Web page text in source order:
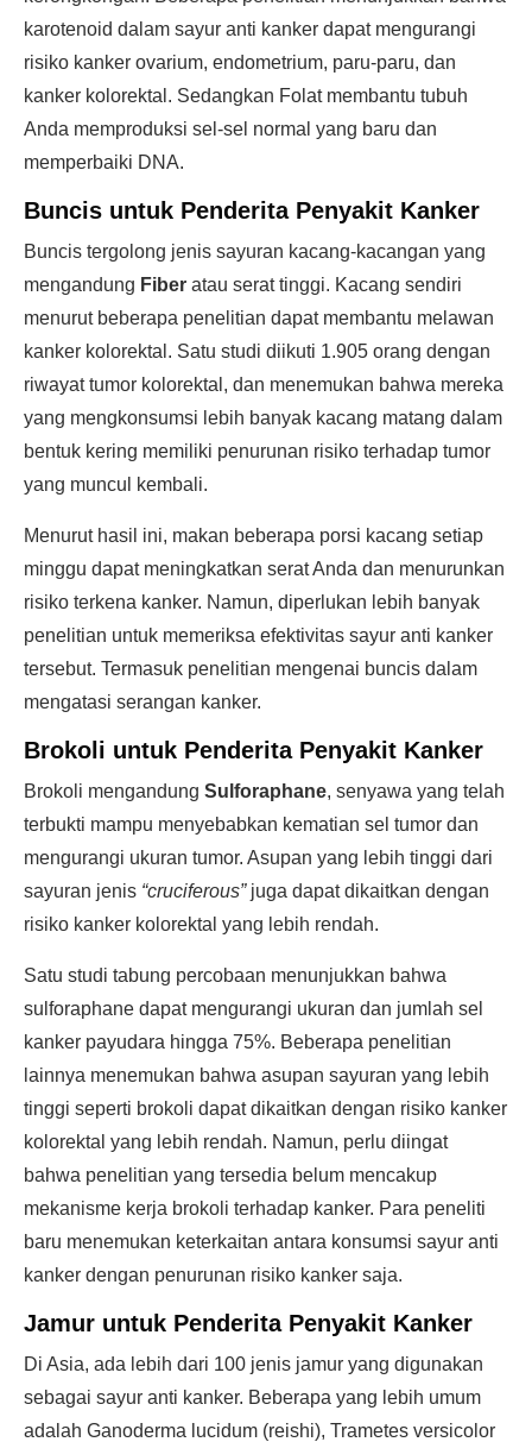
karotenoid dalam sayur anti kanker dapat mengurangi
risiko kanker ovarium, endometrium, paru-paru, dan
kanker kolorektal. Sedangkan Folat membantu tubuh
Anda memproduksi sel-sel normal yang baru dan
memperbaiki DNA.
Buncis untuk Penderita Penyakit Kanker
Buncis tergolong jenis sayuran kacang-kacangan yang
mengandung Fiber atau serat tinggi. Kacang sendiri
menurut beberapa penelitian dapat membantu melawan
kanker kolorektal. Satu studi diikuti 1.905 orang dengan
riwayat tumor kolorektal, dan menemukan bahwa mereka
yang mengkonsumsi lebih banyak kacang matang dalam
bentuk kering memiliki penurunan risiko terhadap tumor
yang muncul kembali.
Menurut hasil ini, makan beberapa porsi kacang setiap
minggu dapat meningkatkan serat Anda dan menurunkan
risiko terkena kanker. Namun, diperlukan lebih banyak
penelitian untuk memeriksa efektivitas sayur anti kanker
tersebut. Termasuk penelitian mengenai buncis dalam
mengatasi serangan kanker.
Brokoli untuk Penderita Penyakit Kanker
Brokoli mengandung Sulforaphane, senyawa yang telah
terbukti mampu menyebabkan kematian sel tumor dan
mengurangi ukuran tumor. Asupan yang lebih tinggi dari
sayuran jenis “cruciferous”juga dapat dikaitkan dengan
risiko kanker kolorektal yang lebih rendah.
Satu studi tabung percobaan menunjukkan bahwa
sulforaphane dapat mengurangi ukuran dan jumlah sel
kanker payudara hingga 75%. Beberapa penelitian
lainnya menemukan bahwa asupan sayuran yang lebih
tinggi seperti brokoli dapat dikaitkan dengan risiko kanker
kolorektal yang lebih rendah. Namun, perlu diingat
bahwa penelitian yang tersedia belum mencakup
mekanisme kerja brokoli terhadap kanker. Para peneliti
baru menemukan keterkaitan antara konsumsi sayur anti
kanker dengan penurunan risiko kanker saja.
Jamur untuk Penderita Penyakit Kanker
Di Asia, ada lebih dari 100 jenis jamur yang digunakan
sebagai sayur anti kanker. Beberapa yang lebih umum
adalah Ganoderma lucidum (reishi), Trametes versicolor